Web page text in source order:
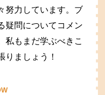
努力しています。ブ
疑問についてコメン
私もまだ学ぶべきこ
りましょう！